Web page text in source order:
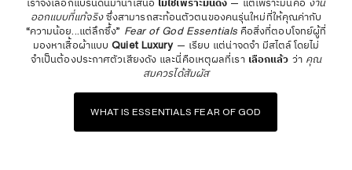
เราจึงเลือกแบรนด์นี้มานำเสนอ ไม่ใช่เพราะมันดัง — แต่เพราะมันคือ งาน
ออกแบบที่แท้จริงซึ่งสามารถสะท้อนตัวตนของคนรุ่นใหม่ที่ให้คุณค่ากับ
“ความน้อย...แต่ลึกซึ้ง” Fear of God Essentialsคือสิ่งที่ตอบโจทย์ผู้ที่
มองหาเสื้อผ้าแบบQuiet Luxury— เรียบ แต่น่าจดจำ มีสไตล์โดยไม่
จำเป็นต้องประกาศตัวเสียงดัง และนี่คือเหตุผลที่เรา เลือกแล้ว ว่า คุณ
สมควรได้สัมผัส
WHAT IS ESSENTIALS FEAR OF GOD